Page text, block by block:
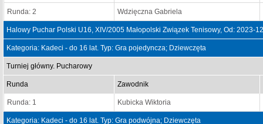
Runda: 2 Wdzięczna Gabriela
Halowy Puchar Polski U16, XIV/2005 Małopolski Związek Tenisowy, Od: 2023-
Kategoria: Kadeci - do 16 lat. Typ: Gra pojedyncza; Dziewczęta
Turniej główny. Pucharowy
Runda Zawodnik
Runda: 1 Kubicka Wiktoria
Kategoria: Kadeci - do 16 lat. Typ: Gra podwójna; Dziewczęta